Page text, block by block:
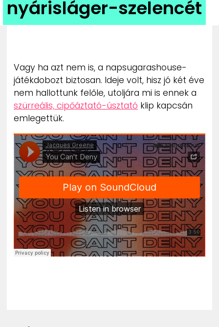
HIP
UTCA
ZENE
MÉDIAAJÁNLAT
ADATKEZELÉSI TÁJÉKOZTATÓ
nyárisláger-szelencét
Vagy ha azt nem is, a napsugarashouse-
játékdobozt biztosan. Ideje volt, hisz jó két éve
nem hallottunk felőle, utoljára mi is ennek a
szürreális, cipőáztató-úsztató klip kapcsán
emlegettük.